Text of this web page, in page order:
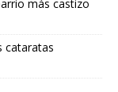
más castizo
cataratas